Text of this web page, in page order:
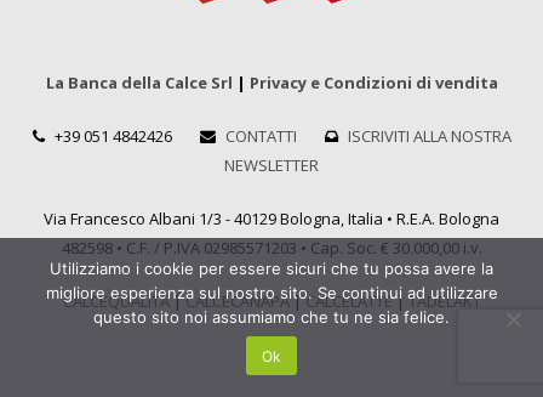
La Banca della Calce Srl | Privacy e Condizioni di vendita
+39 051 4842426 CONTATTI
ISCRIVITI ALLA NOSTRA
NEWSLETTER
Via Francesco Albani 1/3 - 40129 Bologna, Italia • R.E.A. Bologna
482598 • C.F. / P.IVA 02985571203 • Cap. Soc. € 30.000,00 i.v.
CALCEQUALITÀ|CALCECANAPA|CALCELATTE|TADELAKT
Utilizziamo i cookie per essere sicuri che tu possa avere la
migliore esperienza sul nostro sito. Se continui ad utilizzare
questo sito noi assumiamo che tu ne sia felice.
Ok